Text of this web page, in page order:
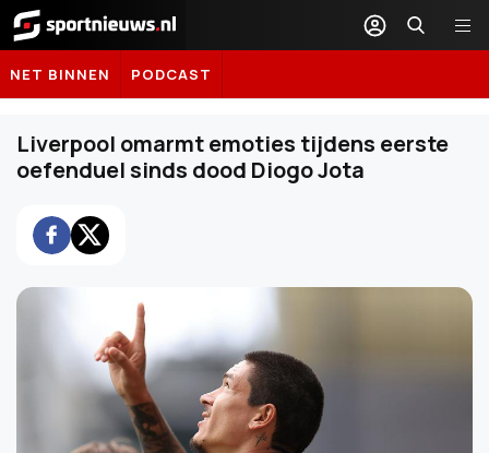
Sportnieuws.nl
NET BINNEN PODCAST
Liverpool omarmt emoties tijdens eerste
oefenduel sinds dood Diogo Jota